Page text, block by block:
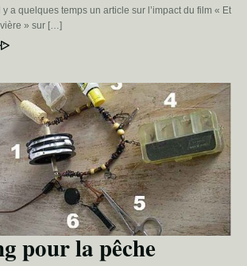
y a quelques temps un article sur l’impact du film « Et
» sur […]
pour la pêche